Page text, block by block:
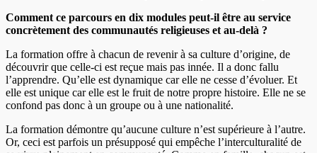
Comment ce parcours en dix modules peut-il être au service
concrètement des communautés religieuses et au-delà ?
La formation offre à chacun de revenir à sa culture d’origine, de
découvrir que celle-ci est reçue mais pas innée. Il a donc fallu
l’apprendre. Qu’elle est dynamique car elle ne cesse d’évoluer. Et
elle est unique car elle est le fruit de notre propre histoire. Elle ne se
confond pas donc à un groupe ou à une nationalité.
La formation démontre qu’aucune culture n’est supérieure à l’autre.
Or, ceci est parfois un présupposé qui empêche l’interculturalité de